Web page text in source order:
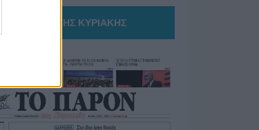
ΤΟ ΠΑΡΟΝ ΤΗΣ ΚΥΡΙΑΚΗΣ